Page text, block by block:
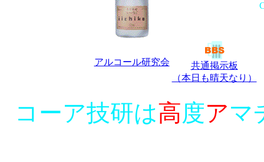
アルコール研究会
共通掲示板
（本日も晴天なり）
コーア技研は高度アマ